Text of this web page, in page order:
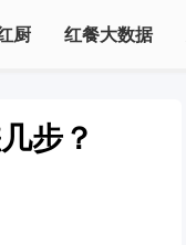
厨 红餐大数据
步？